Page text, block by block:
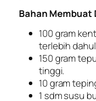
Bahan Membuat
100 gram
terlebih
150 gram
tinggi.
10 gram
1 sdm susu